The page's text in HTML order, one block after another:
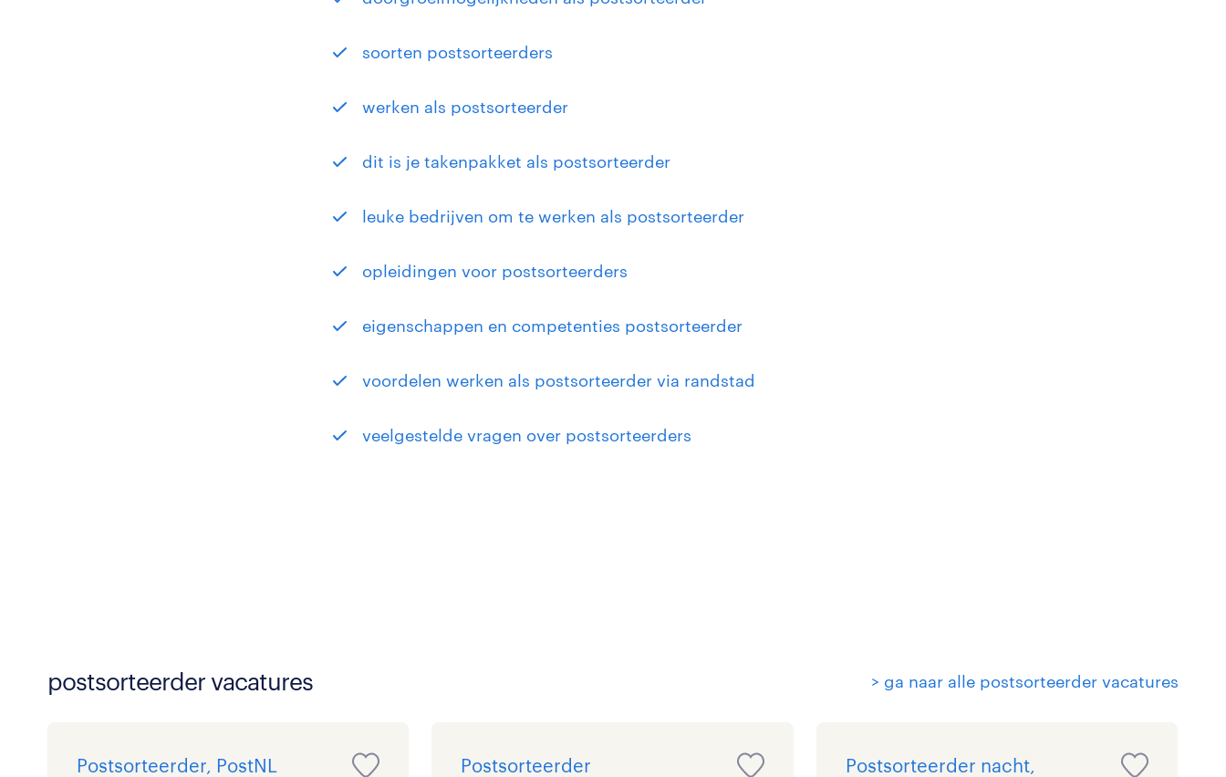
soorten postsorteerders
werken als postsorteerder
dit is je takenpakket als postsorteerder
leuke bedrijven om te werken als postsorteerder
opleidingen voor postsorteerders
eigenschappen en competenties postsorteerder
voordelen werken als postsorteerder via randstad
veelgestelde vragen over postsorteerders
postsorteerder vacatures > ga naar alle postsorteerder vacatures
Postsorteerder, PostNL
Postsorteerder
Postsorteerder nacht,